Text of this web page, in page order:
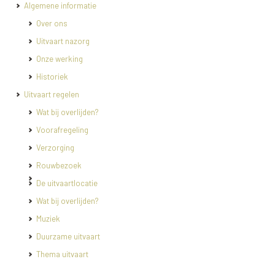
Algemene informatie
Over ons
Uitvaart nazorg
Onze werking
Historiek
Uitvaart regelen
Wat bij overlijden?
Voorafregeling
Verzorging
Rouwbezoek
De uitvaartlocatie
Wat bij overlijden?
Muziek
Duurzame uitvaart
Thema uitvaart